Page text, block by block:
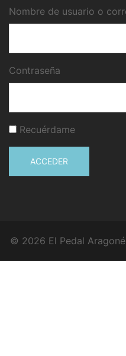
Nombre de usuario o
Contraseña
Recuérdame
ACCEDER
© 2026 El Pedal